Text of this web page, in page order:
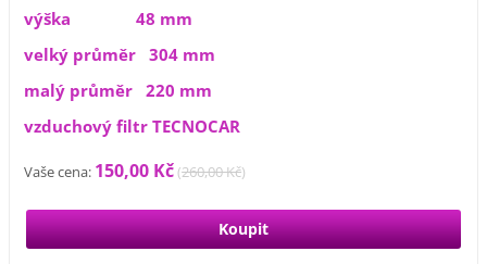
výška 48 mm
velký průměr 304 mm
malý průměr 220 mm
vzduchový filtr TECNOCAR
Vaše cena: 150,00 Kč(260,00 Kč)